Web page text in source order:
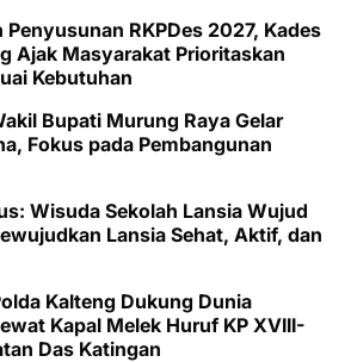
RKPDes 2027, Kades
Ajak Masyarakat Prioritaskan
Kebutuhan
Bupati Murung Raya Gelar
Fokus pada Pembangunan
Wisuda Sekolah Lansia Wujud
Lansia Sehat, Aktif, dan
Kalteng Dukung Dunia
Kapal Melek Huruf KP XVIII-
Das Katingan